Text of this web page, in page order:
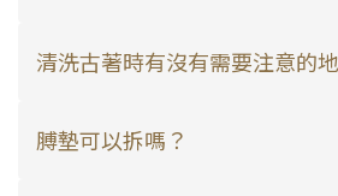
清洗古著時有沒有需要注意的
膊墊可以拆嗎？